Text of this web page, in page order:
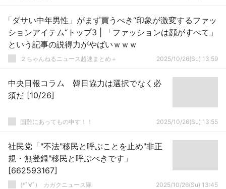
「ダサい中年男性」がまず買うべき“印象が激変するファッ
ションアイテム“トップ3 | 「ファッションは顔がすべて」
という記事の説得力がやばいｗｗｗ
２ちゃんねるニュース超速まとめ＋ 2025/10/26(Su) 13:59
中央日報コラム 韓日協力は選択でなく必
須だ [10/26]
国難にあってもの申す！！ 2025/10/26(Su) 13:55
社民党「"不法"移民と呼ぶことを止め"非正
規・無登録"移民と呼ぶべきです」
[662593167]
(*ﾟ∀ﾟ)ゞカガクニュース隊 2025/10/26(Su) 13:45